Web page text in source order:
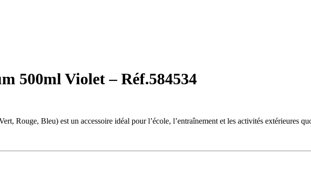
500ml Violet – Réf.584534
Rouge, Bleu) est un accessoire idéal pour l’école, l’entraînement et les activités extérieures